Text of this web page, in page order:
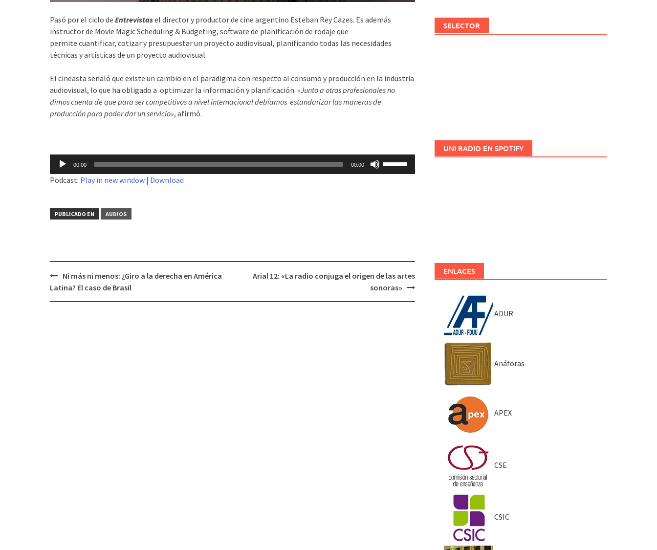
Pasó por el ciclo de Entrevistasel director y productor de cine argentino Esteban Rey Cazes. Es además
instructor de Movie Magic Scheduling & Budgeting, software de planificación de rodaje que
permite cuantificar, cotizar y presupuestar un proyecto audiovisual, planificando todas las necesidades
técnicas y artísticas de un proyecto audiovisual.
El cineasta señaló que existe un cambio en el paradigma con respecto al consumo y producción en la industria
audiovisual, lo que ha obligado a optimizar la información y planificación. «Junto a otros profesionales no
dimos cuenta de que para ser competitivos a nivel internacional debíamos estandarizar las maneras de
producción para poder dar un servicio», afirmó.
Reproductor
audio
00:00 00:00
el
volumen.
Podcast: Play in new window | Download
PUBLICADO EN AUDIOS
Navegación
Ni más ni menos: ¿Giro a la derecha en América
Latina? El caso de Brasil
Arial 12: «La radio conjuga el origen de las artes
sonoras»
SELECTOR
UNI RADIO EN SPOTIFY
ENLACES
ADUR
Anáforas
APEX
CSE
CSIC